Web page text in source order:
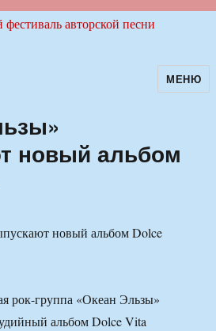
авторскойМЕНЮ
новый альбом
рок-группа «Океан Эльзы»
альбом Dolce Vita